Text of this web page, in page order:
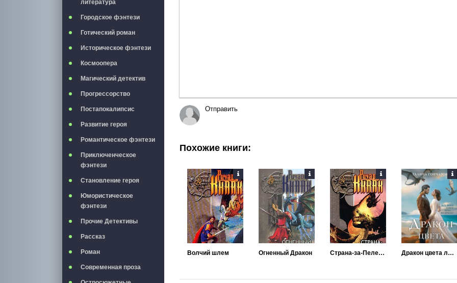
литература
Городское фэнтези
Готический роман
Историческое фэнтези
Космоопера
Магический детектив
Прогрессорство
Постапокалипсис
Развитие героя
Романтическое фэнтези
Приключенческое
фэнтези
Становление героя
Юмористическое
фэнтези
Прочие Детективы
Рассказ
Роман
Современная проза
Отправить
Похожие книги:
Волчий шлем Огненный Дракон Страна-за-Пеленой Дракон цвета любви